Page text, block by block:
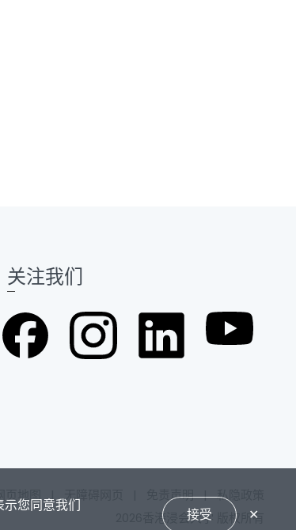
您同意我们
接受 ✕
关注我们
页地图 | 无障碍网页 免责声明|私隐政策
2026香港浸会大学 版权所有